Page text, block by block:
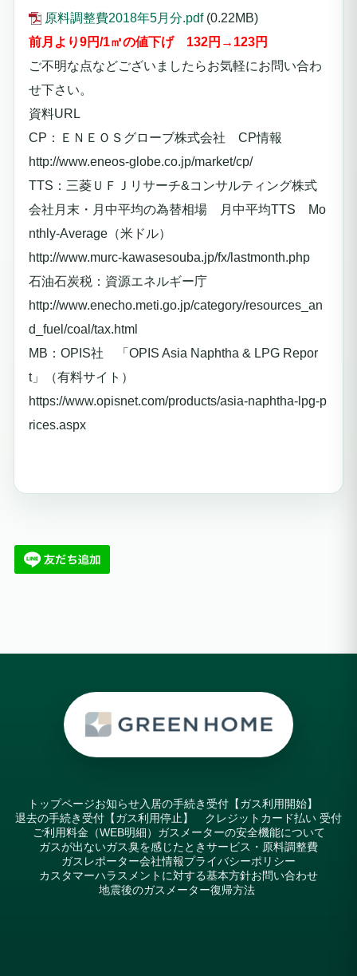
原料調整費2018年5月分.pdf(0.22MB)
前月より9円/1㎥の値下げ 132円→ 123円
ご不明な点などございましたらお気軽にお問い合わ
せ下さい。
資料URL
CP：ＥＮＥＯＳグローブ株式会社 CP情報
http://www.eneos-globe.co.jp/market/cp/
TTS：三菱ＵＦＪリサーチ&コンサルティング株式
会社月末・月中平均の為替相場 月中平均TTS Mo
nthly-Average（米ドル）
http://www.murc-kawasesouba.jp/fx/lastmonth.php
石油石炭税：資源エネルギー庁
http://www.enecho.meti.go.jp/category/resources_an
d_fuel/coal/tax.html
MB：OPIS社 「OPIS Asia Naphtha & LPG Repor
t」（有料サイト）
https://www.opisnet.com/products/asia-naphtha-lpg-p
rices.aspx
トップページお知らせ入居の手続き受付【ガス利用開始】
退去の手続き受付【ガス利用停止】 クレジットカード払い 受付
ご利用料金（WEB明細） ガスメーターの安全機能について
ガスが出ないガス臭を感じたときサービス・原料調整費
ガスレポーター会社情報プライバシーポリシー
カスタマーハラスメントに対する基本方針お問い合わせ
地震後のガスメーター復帰方法